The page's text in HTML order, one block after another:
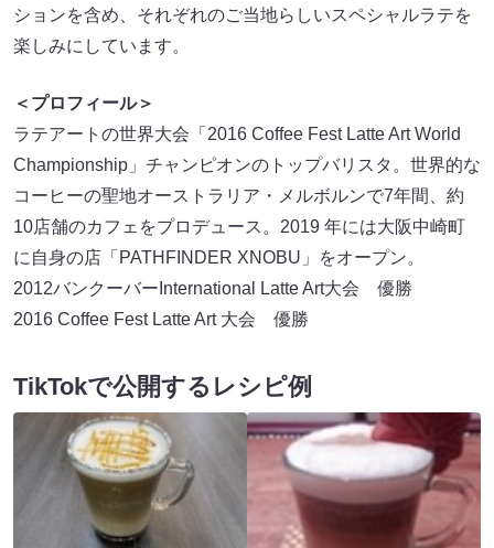
ションを含め、それぞれのご当地らしいスペシャルラテを
楽しみにしています。
＜プロフィール＞
ラテアートの世界大会「2016 Coffee Fest Latte Art World
Championship」チャンピオンのトップバリスタ。世界的な
コーヒーの聖地オーストラリア・メルボルンで7年間、約
10店舗のカフェをプロデュース。2019 年には大阪中崎町
に自身の店「PATHFINDER XNOBU」をオープン。
2012バンクーバーInternational Latte Art大会 優勝
2016 Coffee Fest Latte Art 大会 優勝
TikTokで公開するレシピ例